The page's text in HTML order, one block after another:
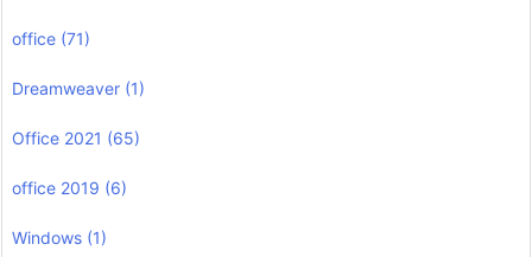
office (71)
Dreamweaver (1)
Office 2021 (65)
office 2019 (6)
Windows (1)